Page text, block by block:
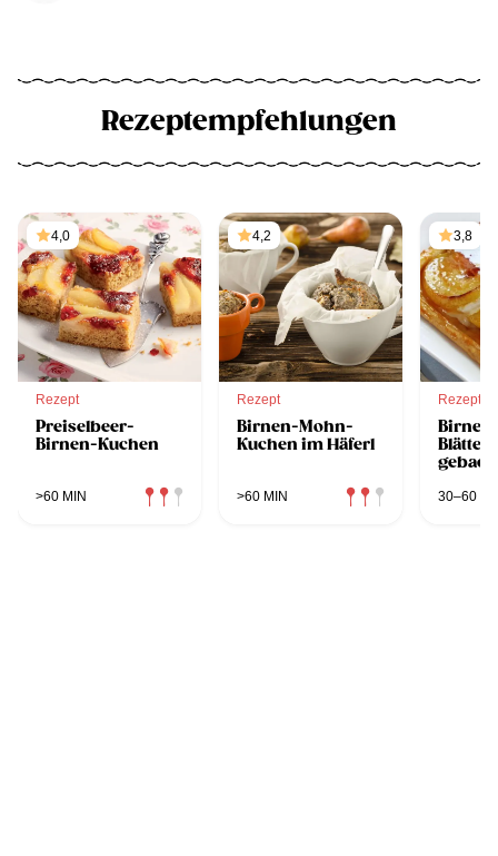
Rezeptempfehlungen
4,0
Rezept
Preiselbeer-
Birnen-Kuchen
>60 MIN
4,2
Rezept
Birnen-Mohn-
Kuchen im Häferl
>60 MIN
3,8
Rezept
Birne
30–60